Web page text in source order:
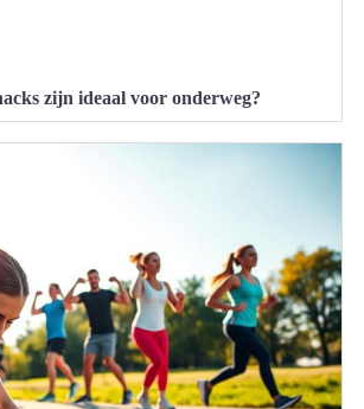
zijn ideaal voor onderweg?